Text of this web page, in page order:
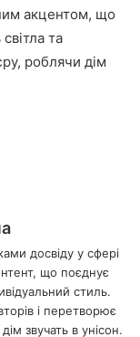
акцентом, що
та
роблячи дім
досвіду у сфері
що поєднує
стиль.
і перетворює
звучать в унісон.